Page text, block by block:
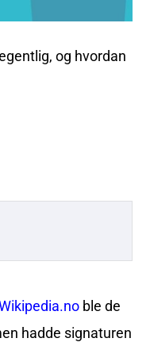
og hvordan
ble de
hadde signaturen